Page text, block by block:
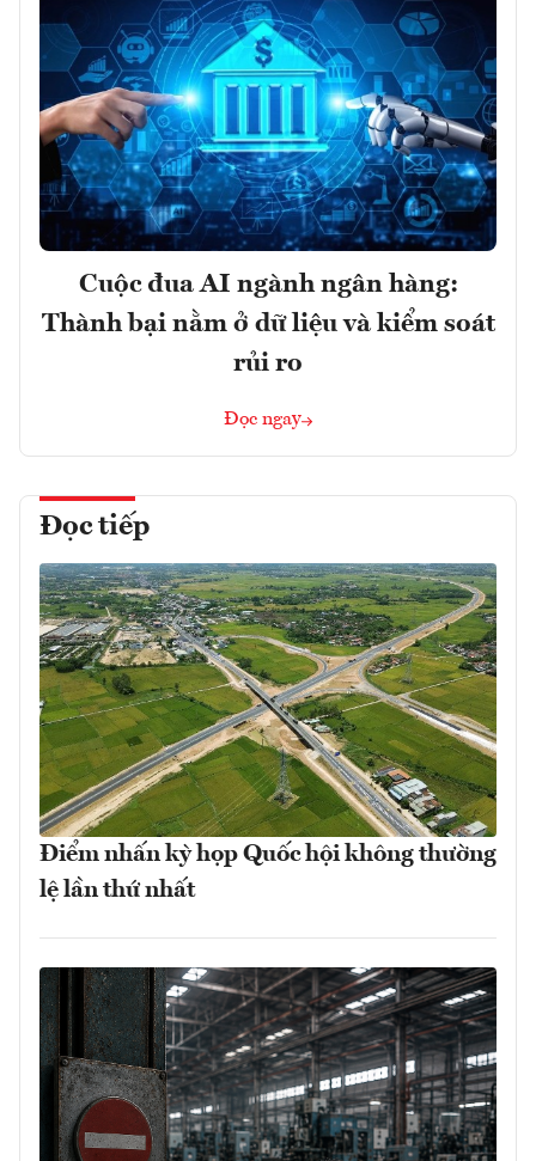
Cuộc đua AI ngành ngân hàng:
Thành bại nằm ở dữ liệu và kiểm soát
rủi ro
Đọc ngay
Đọc tiếp
Điểm nhấn kỳ họp Quốc hội không thường
lệ lần thứ nhất